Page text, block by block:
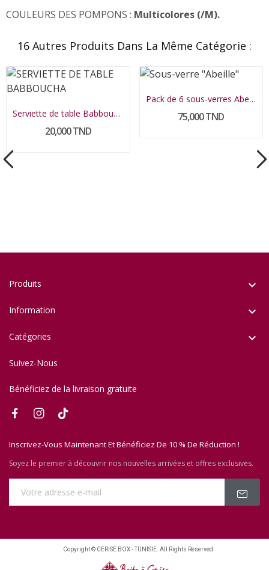
COULEURS DES POMPONS : Multicolores (/M).
16 Autres Produits Dans La Même Catégorie :
Serviette de table Babboucha
20,000 TND
Pack de 6 sous-verres Abeille
75,000 TND
Produits 
Information 
Catégories 
Suivez-Nous
Bénéficiez de la livraison gratuite
Inscrivez-Vous Maintenant Et Bénéficiez De 10 % De Réduction !
Soyez le premier à découvrir nos nouvelles arrivées et offres exclusives.
Copyright © CERISE BOX - TUNISIE. All Rights Reserved.